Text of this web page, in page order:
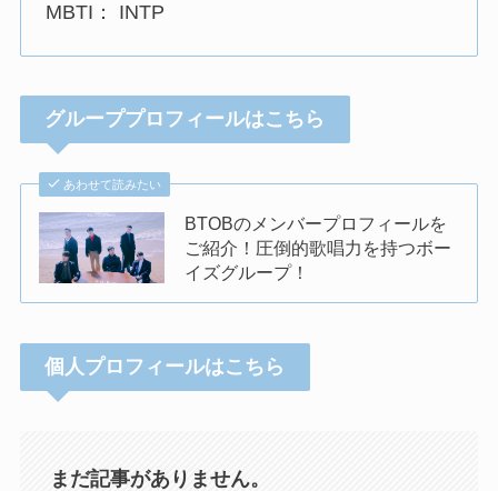
MBTI： INTP
グループプロフィールはこちら
あわせて読みたい
BTOBのメンバープロフィールを
ご紹介！圧倒的歌唱力を持つボー
イズグループ！
個人プロフィールはこちら
まだ記事がありません。